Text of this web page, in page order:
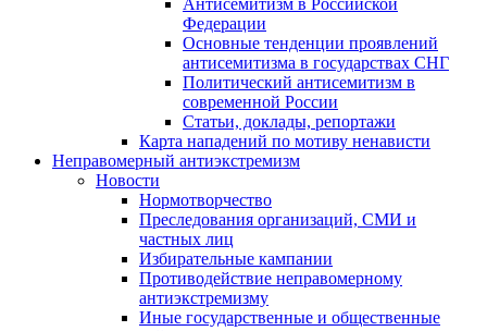
Антисемитизм в Российской
Федерации
Основные тенденции проявлений
антисемитизма в государствах СНГ
Политический антисемитизм в
современной России
Статьи, доклады, репортажи
Карта нападений по мотиву ненависти
Неправомерный антиэкстремизм
Новости
Нормотворчество
Преследования организаций, СМИ и
частных лиц
Избирательные кампании
Противодействие неправомерному
антиэкстремизму
Иные государственные и общественные